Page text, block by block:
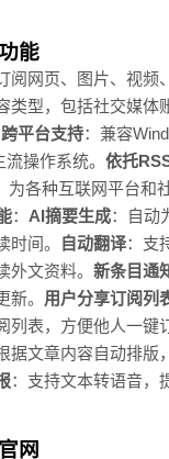
能
阅网页、图片、视频
类型，包括社交媒体
跨平台支持：兼容
操作系统。 依托
为各种互联网平台和
： AI摘要生成：自动
时间。
自动翻译：支
外文资料。 新条目通
。 用户分享订阅列
列表，方便他人一键
据文章内容自动排版
：支持文本转语音，
网